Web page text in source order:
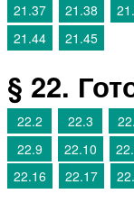
21.37
21.38
21.44
21.45
§ 22.
22.2
22.3
22.9
22.10
22.16
22.17